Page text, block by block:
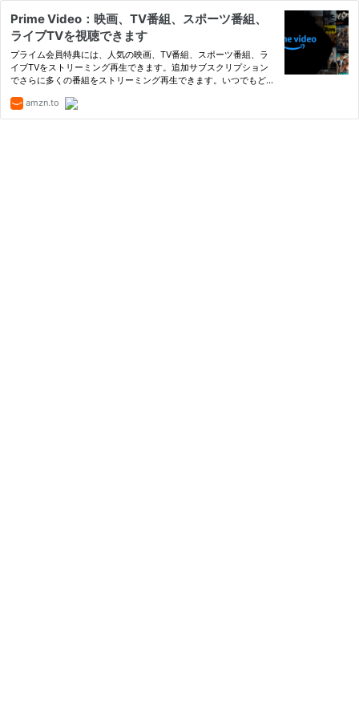
Prime Video：映画、TV番組、スポーツ番組、
ライブTVを視聴できます
プライム会員特典には、人気の映画、TV番組、スポーツ番組、ラ
イブTVをストリーミング再生できます。追加サブスクリプション
でさらに多くの番組をストリーミング再生できます。いつでもどこ
amzn.to